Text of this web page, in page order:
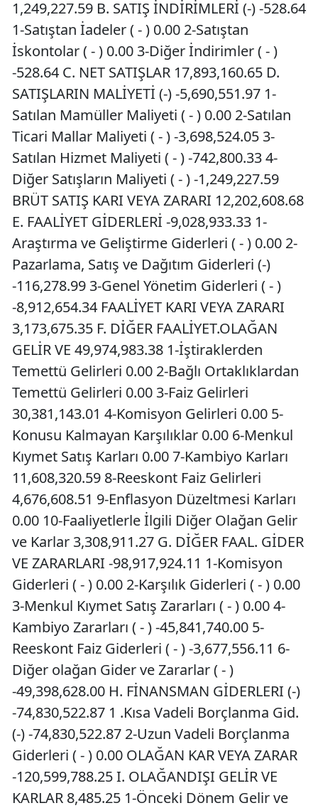
1,249,227.59 B. SATIŞ İNDİRİMLERİ (-) -528.64
1-Satıştan İadeler ( - ) 0.00 2-Satıştan
İskontolar ( - ) 0.00 3-Diğer İndirimler ( - )
-528.64 C. NET SATIŞLAR 17,893,160.65 D.
SATIŞLARIN MALİYETİ (-) -5,690,551.97 1-
Satılan Mamüller Maliyeti ( - ) 0.00 2-Satılan
Ticari Mallar Maliyeti ( - ) -3,698,524.05 3-
Satılan Hizmet Maliyeti ( - ) -742,800.33 4-
Diğer Satışların Maliyeti ( - ) -1,249,227.59
BRÜT SATIŞ KARI VEYA ZARARI 12,202,608.68
E. FAALİYET GİDERLERİ -9,028,933.33 1-
Araştırma ve Geliştirme Giderleri ( - ) 0.00 2-
Pazarlama, Satış ve Dağıtım Giderleri (-)
-116,278.99 3-Genel Yönetim Giderleri ( - )
-8,912,654.34 FAALİYET KARI VEYA ZARARI
3,173,675.35 F. DİĞER FAALİYET.OLAĞAN
GELİR VE 49,974,983.38 1-İştiraklerden
Temettü Gelirleri 0.00 2-Bağlı Ortaklıklardan
Temettü Gelirleri 0.00 3-Faiz Gelirleri
30,381,143.01 4-Komisyon Gelirleri 0.00 5-
Konusu Kalmayan Karşılıklar 0.00 6-Menkul
Kıymet Satış Karları 0.00 7-Kambiyo Karları
11,608,320.59 8-Reeskont Faiz Gelirleri
4,676,608.51 9-Enflasyon Düzeltmesi Karları
0.00 10-Faaliyetlerle İlgili Diğer Olağan Gelir
ve Karlar 3,308,911.27 G. DİĞER FAAL. GİDER
VE ZARARLARI -98,917,924.11 1-Komisyon
Giderleri ( - ) 0.00 2-Karşılık Giderleri ( - ) 0.00
3-Menkul Kıymet Satış Zararları ( - ) 0.00 4-
Kambiyo Zararları ( - ) -45,841,740.00 5-
Reeskont Faiz Giderleri ( - ) -3,677,556.11 6-
Diğer olağan Gider ve Zararlar ( - )
-49,398,628.00 H. FİNANSMAN GİDERLERI (-)
-74,830,522.87 1 .Kısa Vadeli Borçlanma Gid.
(-) -74,830,522.87 2-Uzun Vadeli Borçlanma
Giderleri ( - ) 0.00 OLAĞAN KAR VEYA ZARAR
-120,599,788.25 I. OLAĞANDIŞI GELİR VE
KARLAR 8,485.25 1-Önceki Dönem Gelir ve